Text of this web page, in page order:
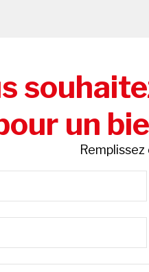
un